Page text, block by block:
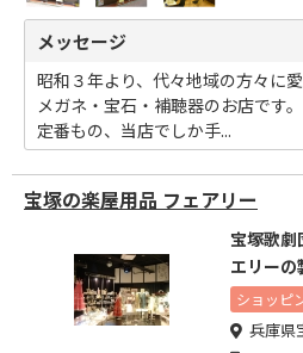
メッセージ
昭和３年より、代々地域の方々に
メガネ・宝石・補聴器のお店です
定番もの、当店でしか手...
宝塚の楽屋用品 フェアリー
宝塚歌劇
エリーの
ショッピ
兵庫県